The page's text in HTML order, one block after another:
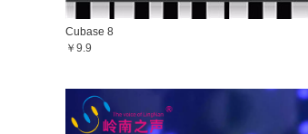
Cubase 8
￥9.9